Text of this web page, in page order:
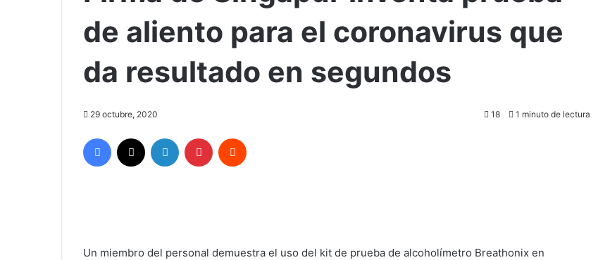
de aliento para el coronavirus que
da resultado en segundos
29 octubre, 2020 18 1 minuto de lectura
Facebook LinkedIn Pinterest
Un miembro del personal demuestra el uso del kit de prueba de alcoholímetro Breathonix en